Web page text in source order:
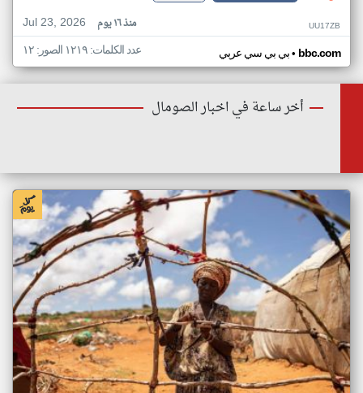
Jul 23, 2026
منذ ١٦ يوم UU17ZB
بي بي سي عربي• bbc.com عدد الكلمات: ١٢١٩ الصور: ١٢
أخر ساعة في اخبار الصومال